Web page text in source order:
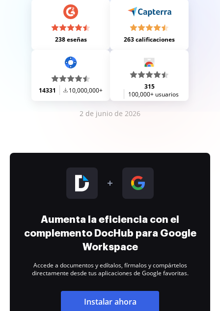
238 eseñas 263 calificaciones
14331 10,000,000+
315
100,000+ usuarios
2 de junio de 2026
Aumenta la eficiencia con el
complemento DocHub para Google
Workspace
Accede a documentos y edítalos, fírmalos y compártelos
directamente desde tus aplicaciones de Google favoritas.
Instalar ahora